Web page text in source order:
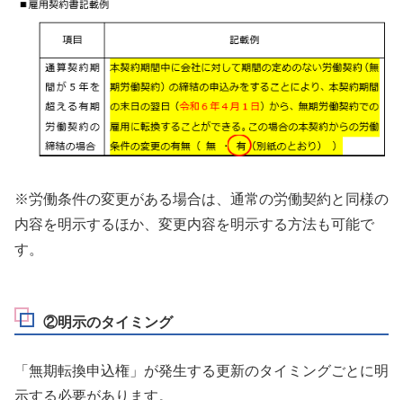
※労働条件の変更がある場合は、通常の労働契約と同様の
内容を明示するほか、変更内容を明示する方法も可能で
す。
②明示のタイミング
「無期転換申込権」が発生する更新のタイミングごとに明
示する必要があります。